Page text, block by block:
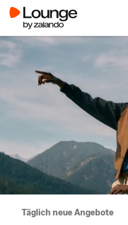
Täglich neue Angebote